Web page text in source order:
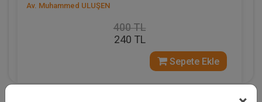
Av. Muhammed ULUŞEN
400 TL
240 TL
Sepete Ekle